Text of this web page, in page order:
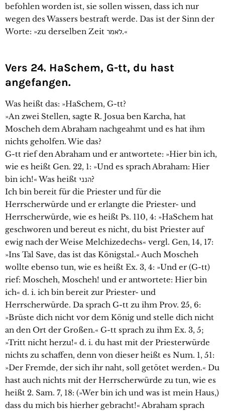
befohlen worden ist, sie sollen wissen, dass ich nur
wegen des Wassers bestraft werde. Das ist der Sinn der
Worte: »zu derselben Zeit לאמר.«
Vers 24. HaSchem, G-tt, du hast
angefangen.
Was heißt das: »HaSchem, G-tt?
»An zwei Stellen, sagte R. Josua ben Karcha, hat
Moscheh dem Abraham nachgeahmt und es hat ihm
nichts geholfen. Wie das?
G-tt rief den Abraham und er antwortete: »Hier bin ich,
wie es heißt Gen. 22, 1: »Und es sprach Abraham: Hier
bin ich!« Was heißt הנני?
Ich bin bereit für die Priester und für die
Herrscherwürde und er erlangte die Priester- und
Herrscherwürde, wie es heißt Ps. 110, 4: »HaSchem hat
geschworen und bereut es nicht, du bist Priester auf
ewig nach der Weise Melchizedechs« vergl. Gen, 14, 17:
»Ins Tal Save, das ist das Königstal.« Auch Moscheh
wollte ebenso tun, wie es heißt Ex. 3, 4: »Und er (G-tt)
rief: Moscheh, Moscheh! und er antwortete: Hier bin
ich« d. i. ich bin bereit zur Priester- und
Herrscherwürde. Da sprach G-tt zu ihm Prov. 25, 6:
»Brüste dich nicht vor dem König und stelle dich nicht
an den Ort der Großen.« G-tt sprach zu ihm Ex. 3, 5;
»Tritt nicht herzu!« d. i. du hast mit der Priesterwürde
nichts zu schaffen, denn von dieser heißt es Num. 1, 51:
»Der Fremde, der sich ihr naht, soll getötet werden.« Du
hast auch nichts mit der Herrscherwürde zu tun, wie es
heißt 2. Sam. 7, 18: (»Wer bin ich und was ist mein Haus,)
dass du mich bis hierher gebracht!« Abraham sprach